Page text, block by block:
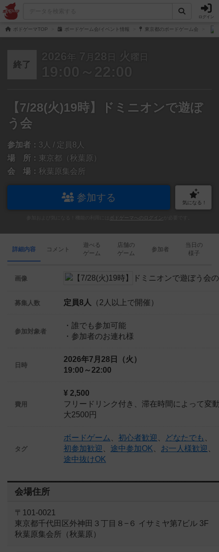
ログイン
ボドゲーマTOP ボードゲーム会/イベント情報 東京都のボードゲーム会
終了
2026 年 7 月 28 日 火 曜日
19:00～22:00
【7/28(火)19時】ドミニオンで遊ぼ
う会
参加者： 3人 / 定員8人
場 所： 東京都（秋葉原）
会 場： 秋葉原集会所
参加する 気になる！
ボドゲーマへのログイン
詳細内容 コメント
遊べる
ゲーム
店舗の
ゲーム
参加者
当日の
様子
画像
募集人数 定員8人 （2人以上で開催）
参加対象者
・誰でも参加可能
・参加者のお連れ様
日時
2026年7月28日（火）
19:00～22:00
費用
¥ 2,500
フリードリンク付き、滞在時間によって変
大2500円
タグ
ボードゲーム 初心者歓迎 どなたでも
初参加歓迎
途中参加OK お一人様歓迎
途中抜けOK
会場住所
〒101-0021
東京都千代田区外神田３丁目８−６ イサミヤ第7ビル 3F
秋葉原集会所（秋葉原）